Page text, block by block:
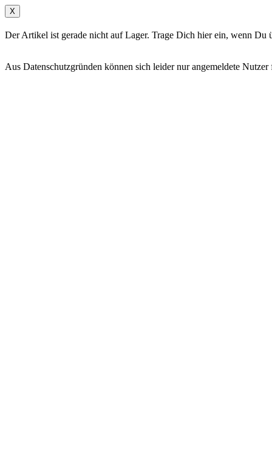
X
Der Artikel ist gerade nicht auf Lager. Trage Dich hier ein, wenn Du
Aus Datenschutzgründen können sich leider nur angemeldete